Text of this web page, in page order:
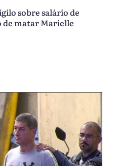
sobre salário de
de matar Marielle